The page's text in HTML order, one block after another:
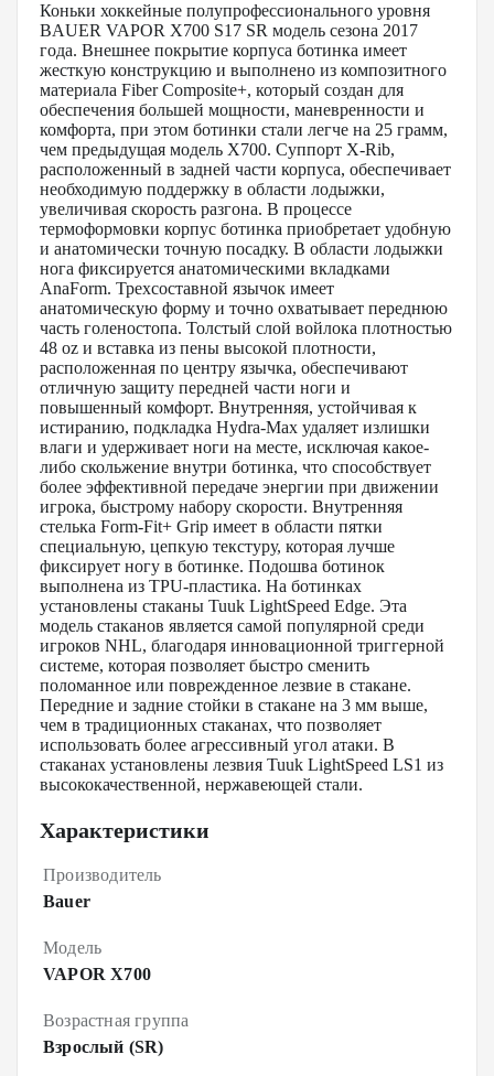
Коньки хоккейные полупрофессионального уровня
BAUER VAPOR X700 S17 SR модель сезона 2017
года. Внешнее покрытие корпуса ботинка имеет
жесткую конструкцию и выполнено из композитного
материала Fiber Composite+, который создан для
обеспечения большей мощности, маневренности и
комфорта, при этом ботинки стали легче на 25 грамм,
чем предыдущая модель X700. Суппорт X-Rib,
расположенный в задней части корпуса, обеспечивает
необходимую поддержку в области лодыжки,
увеличивая скорость разгона. В процессе
термоформовки корпус ботинка приобретает удобную
и анатомически точную посадку. В области лодыжки
нога фиксируется анатомическими вкладками
AnaForm. Трехсоставной язычок имеет
анатомическую форму и точно охватывает переднюю
часть голеностопа. Толстый слой войлока плотностью
48 oz и вставка из пены высокой плотности,
расположенная по центру язычка, обеспечивают
отличную защиту передней части ноги и
повышенный комфорт. Внутренняя, устойчивая к
истиранию, подкладка Hydra-Max удаляет излишки
влаги и удерживает ноги на месте, исключая какое-
либо скольжение внутри ботинка, что способствует
более эффективной передаче энергии при движении
игрока, быстрому набору скорости. Внутренняя
стелька Form-Fit+ Grip имеет в области пятки
специальную, цепкую текстуру, которая лучше
фиксирует ногу в ботинке. Подошва ботинок
выполнена из TPU-пластика. На ботинках
установлены стаканы Tuuk LightSpeed Edge. Эта
модель стаканов является самой популярной среди
игроков NHL, благодаря инновационной триггерной
системе, которая позволяет быстро сменить
поломанное или поврежденное лезвие в стакане.
Передние и задние стойки в стакане на 3 мм выше,
чем в традиционных стаканах, что позволяет
использовать более агрессивный угол атаки. В
стаканах установлены лезвия Tuuk LightSpeed LS1 из
высококачественной, нержавеющей стали.
Характеристики
Производитель
Bauer
Модель
VAPOR X700
Возрастная группа
Взрослый (SR)